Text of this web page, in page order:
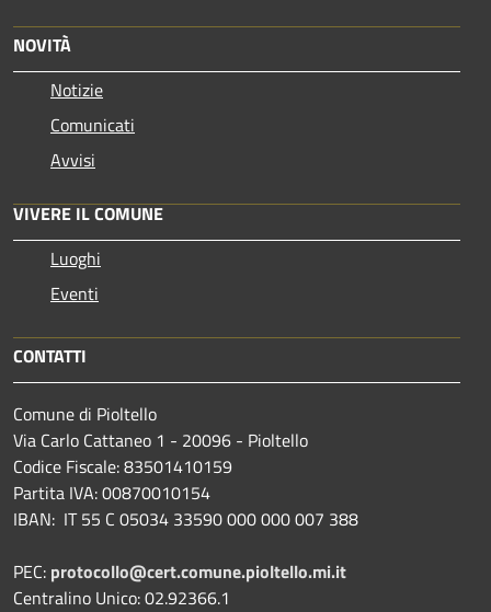
NOVITÀ
Notizie
Comunicati
Avvisi
VIVERE IL COMUNE
Luoghi
Eventi
CONTATTI
Comune di Pioltello
Via Carlo Cattaneo 1 - 20096 - Pioltello
Codice Fiscale: 83501410159
Partita IVA: 00870010154
IBAN: IT 55 C 05034 33590 000 000 007 388
PEC: protocollo@cert.comune.pioltello.mi.it
Centralino Unico: 02.92366.1